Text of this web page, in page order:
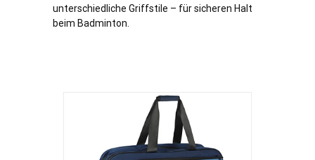
unterschiedliche Griffstile – für sicheren Halt
beim Badminton.